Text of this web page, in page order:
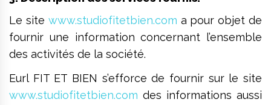
Le site www.studiofitetbien.com a pour objet de
fournir une information concernant l’ensemble
des activités de la société.
Eurl FIT ET BIEN s’efforce de fournir sur le site
www.studiofitetbien.com des informations aussi